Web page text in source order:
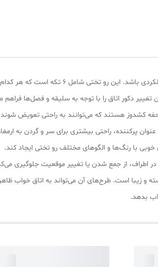
که هر کدام ویژگی‌های خاص خود را دارند:
دکور اتاق را با توجه به سلیقه و فصل‌ها فراهم
کشدوز هستند که می‌توانند به راحتی تعویض
پرکننده، راحتی بیشتری برای سر و گردن به
خوبی با رنگ‌ها و الگوهای مختلف رو تختی ایجاد کند.
اطراف، از جمع شدن یا تغییر موقعیت جلوگیری
بدهد.